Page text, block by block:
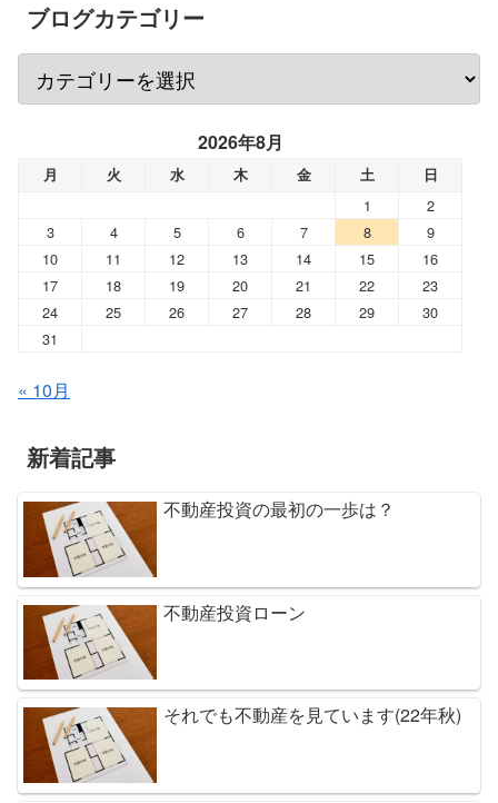
ブログカテゴリー
2026年8月
月 火 水 木 金 土 日
1
2
3
4 5 6 7 8
9
10
11 12 13 14 15
16
17
18 19 20 21 22
23
24
25 26 27 28 29
30
31
« 10月
新着記事
不動産投資の最初の一歩は？
不動産投資ローン
それでも不動産を見ています(22年秋)